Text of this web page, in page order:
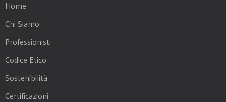
Home
Chi Siamo
Professionisti
Codice Etico
Sostenibilità
Certificazioni